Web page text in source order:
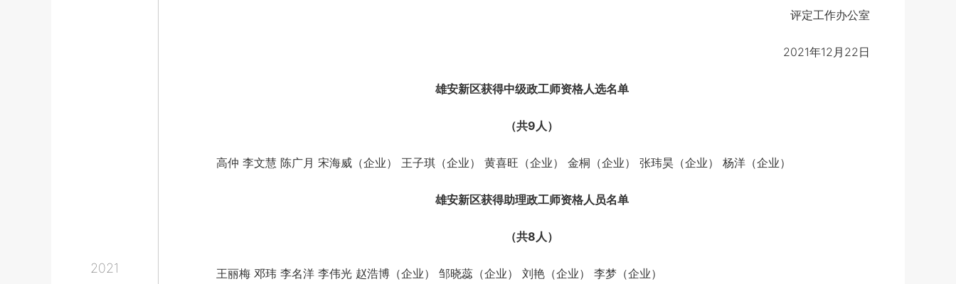
2021
评定工作办公室
2021年12月22日
雄安新区获得中级政工师资格人选名单
（共9人）
高仲 李文慧 陈广月 宋海威（企业） 王子琪（企业） 黄喜旺（企业） 金桐（企业） 张玮昊（企业） 杨洋（企业）
雄安新区获得助理政工师资格人员名单
（共8人）
王丽梅 邓玮 李名洋 李伟光 赵浩博（企业） 邹晓蕊（企业） 刘艳（企业） 李梦（企业）